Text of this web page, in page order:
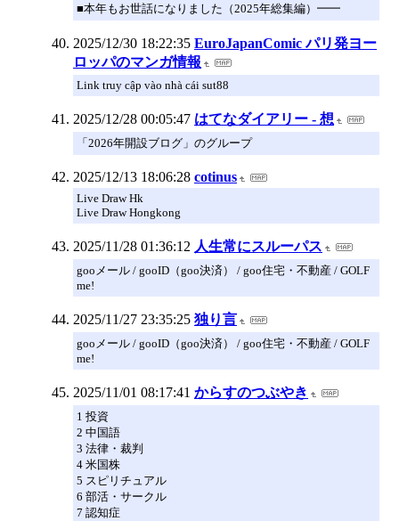
■本年もお世話になりました（2025年総集編）━━
2025/12/30 18:22:35 EuroJapanComic パリ発ヨー
ロッパのマンガ情報
Link truy cập vào nhà cái sut88
2025/12/28 00:05:47 はてなダイアリー - 想
「2026年開設ブログ」のグループ
2025/12/13 18:06:28 cotinus
Live Draw Hk
Live Draw Hongkong
2025/11/28 01:36:12 人生常にスルーパス
gooメール / gooID（goo決済） / goo住宅・不動産 / GOLF
me!
2025/11/27 23:35:25 独り言
gooメール / gooID（goo決済） / goo住宅・不動産 / GOLF
me!
2025/11/01 08:17:41 からすのつぶやき
1 投資
2 中国語
3 法律・裁判
4 米国株
5 スピリチュアル
6 部活・サークル
7 認知症